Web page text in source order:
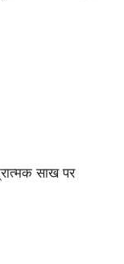
साख पर